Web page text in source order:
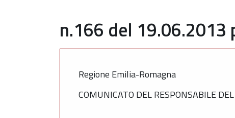
n.166 del 19.06.2013
Regione Emilia-Romagna
COMUNICATO DEL RESPONSABILE